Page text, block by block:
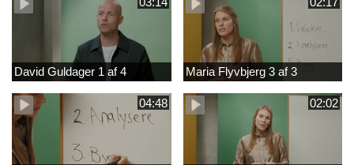
David Guldager 1 af 4 Maria Flyvbjerg 3 af 3
04:48 02:02